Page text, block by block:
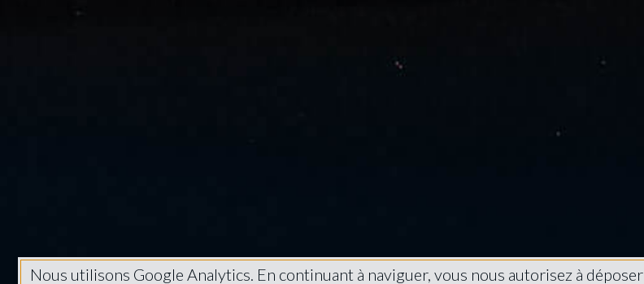
Nous utilisons Google Analytics. En continuant à naviguer, vous nous autorisez à déposer